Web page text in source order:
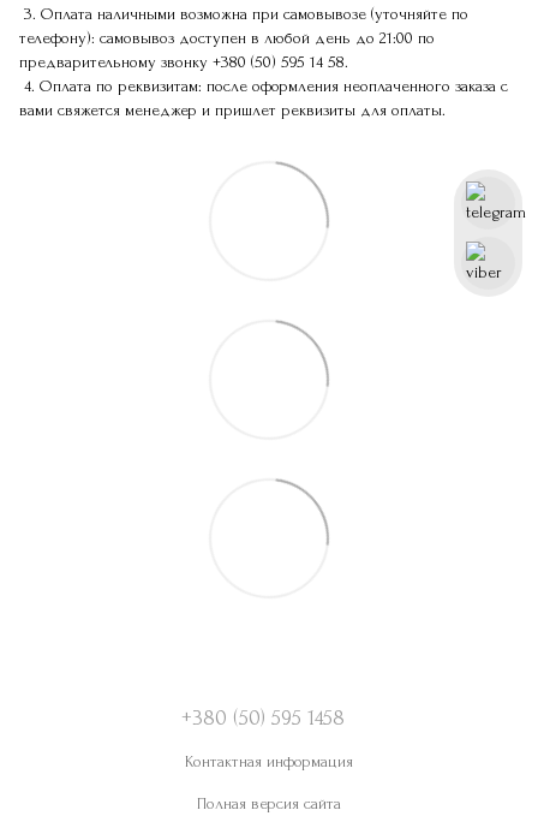
3. Оплата наличными возможна при самовывозе (уточняйте по
телефону): самовывоз доступен в любой день до 21:00 по
предварительному звонку +380 (50) 595 14 58.
4. Оплата по реквизитам: после оформления неоплаченного заказа с
вами свяжется менеджер и пришлет реквизиты для оплаты.
+380 (50) 595 1458
Контактная информация
Полная версия сайта